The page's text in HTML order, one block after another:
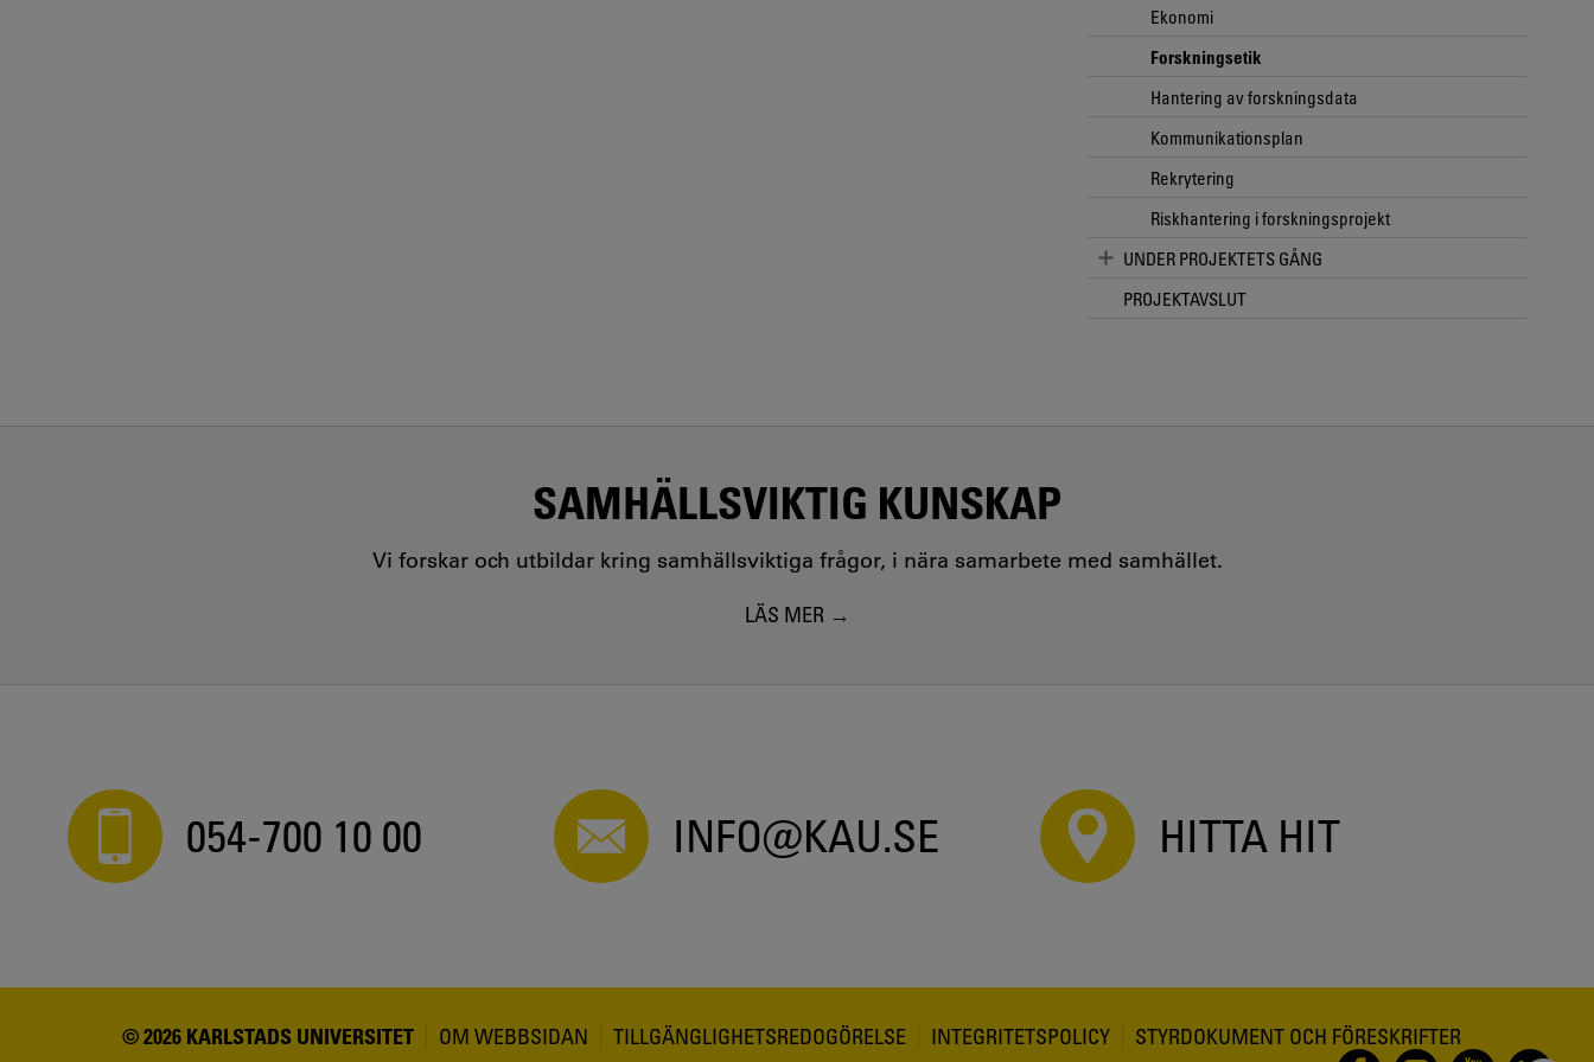
Ekonomi
Forskningsetik
Hantering av forskningsdata
Kommunikationsplan
Rekrytering
Riskhantering i forskningsprojekt
UNDER PROJEKTETS GÅNG
PROJEKTAVSLUT
SAMHÄLLSVIKTIG KUNSKAP
Vi forskar och utbildar kring samhällsviktiga frågor, i nära samarbete med samhället.
LÄS MER
054-700 10 00 INFO@KAU.SE HITTA HIT
© 2026 KARLSTADS UNIVERSITET OM WEBBSIDAN TILLGÄNGLIGHETSREDOGÖRELSE INTEGRITETSPOLICY STYRDOKUMENT OCH FÖRESKRIFTER